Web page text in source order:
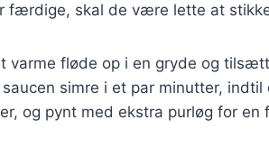
færdige, skal de være lette at
varme fløde op i en gryde og
simre i et par minutter,
og pynt med ekstra purløg for en